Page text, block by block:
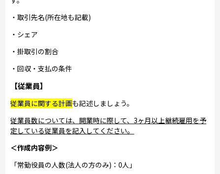
・取引先名(所在地も記載)
・シェア
・掛取引の割合
・回収・支払の条件
【従業員】
従業員に関する計画も記述しましょう。
従業員数については、開業時に際して、3ヶ月以上継続雇用を予
定している従業員を記入してください。
＜作成内容例＞
「常勤役員の人数(法人の方のみ)：0人」